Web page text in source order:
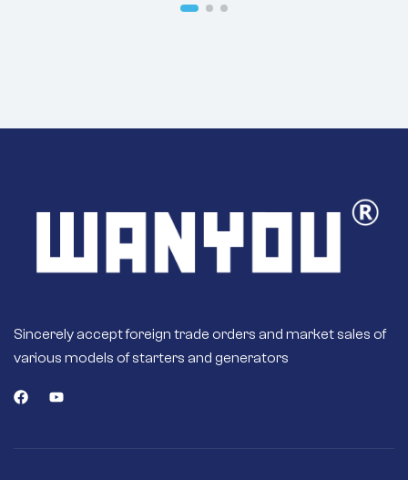
的外壳和轴承使内
部工作更清洁、更
触点，而不是更便
长期可靠——优质的
Sincerely accept foreign trade orders and market sales of
various models of starters and generators